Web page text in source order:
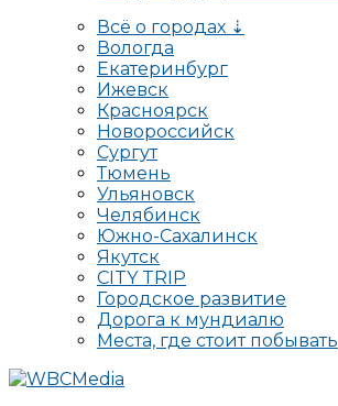
Всё о городах ⇣
Вологда
Екатеринбург
Ижевск
Красноярск
Новороссийск
Сургут
Тюмень
Ульяновск
Челябинск
Южно-Сахалинск
Якутск
CITY TRIP
Городское развитие
Дорога к мундиалю
Места, где стоит побывать